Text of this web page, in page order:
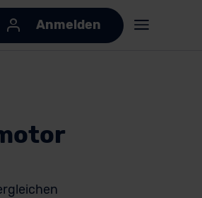
Anmelden